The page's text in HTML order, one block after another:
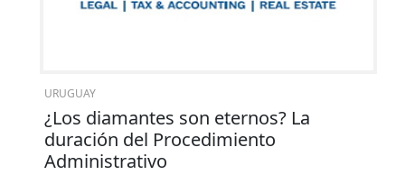
URUGUAY
¿Los diamantes son eternos? La
duración del Procedimiento
Administrativo